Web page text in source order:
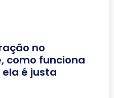
no
como funciona
é justa